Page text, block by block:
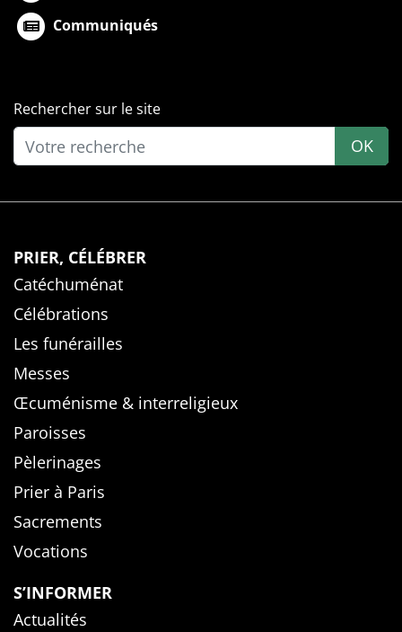
Communiqués
Rechercher sur le site
OK
PRIER, CÉLÉBRER
Catéchuménat
Célébrations
Les funérailles
Messes
Œcuménisme & interreligieux
Paroisses
Pèlerinages
Prier à Paris
Sacrements
Vocations
S’INFORMER
Actualités